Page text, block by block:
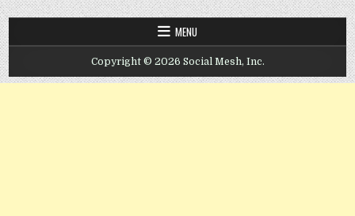
MENU
Copyright © 2026 Social Mesh, Inc.